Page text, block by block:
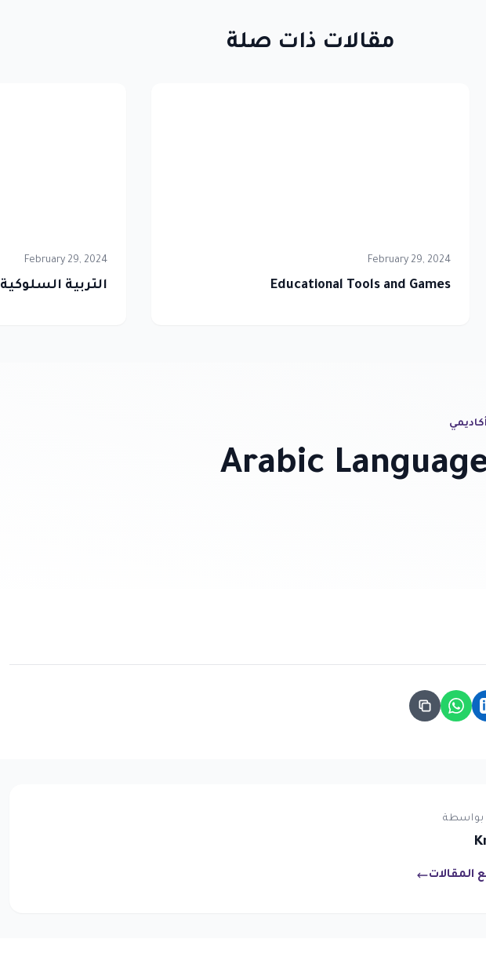
مقالات ذات صلة
February 29, 2024
Educational Tools and Games
February 29, 2024
التربية السلوكية
Arabic
بواسطة
المقالات